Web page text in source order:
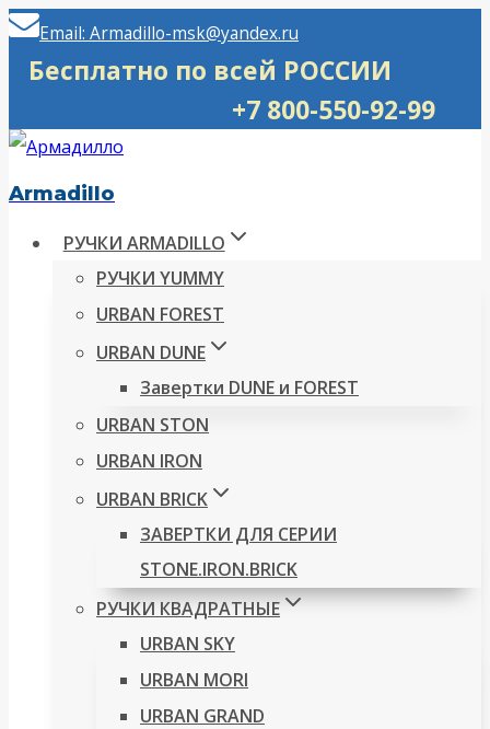
Перейти
Email: Armadillo-msk@yandex.ru
Бесплатно по всей РОССИИ
+7 800-550-92-99
Armadillo
РУЧКИ ARMADILLO
РУЧКИ YUMMY
URBAN FOREST
URBAN DUNE
Завертки DUNE и FOREST
URBAN STON
URBAN IRON
URBAN BRICK
ЗАВЕРТКИ ДЛЯ СЕРИИ
STONE.IRON.BRICK
РУЧКИ КВАДРАТНЫЕ
URBAN SKY
URBAN MORI
URBAN GRAND